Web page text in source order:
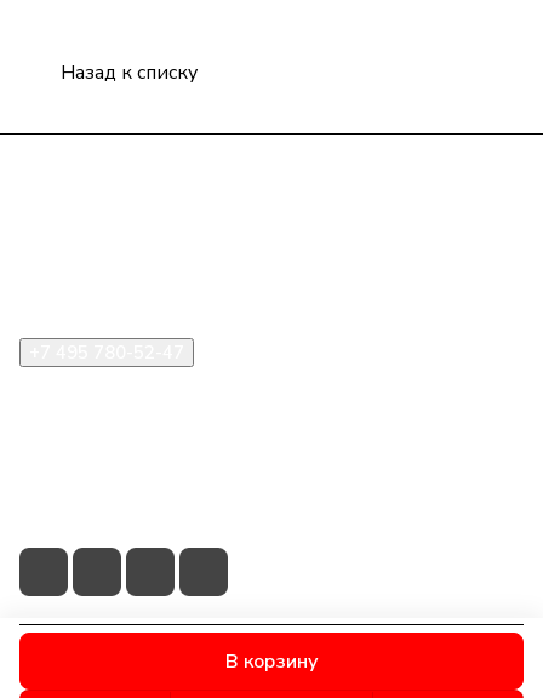
В корзину
Назад к списку
© 2026 © S.T.I. Dent - Яркие решения